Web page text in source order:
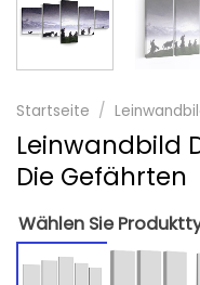
Startseite /
Leinwandbild
Die Gefährten
Wählen Sie